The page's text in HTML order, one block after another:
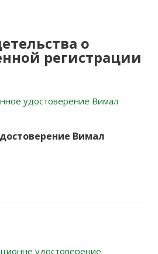
о
регистрации
Вимал